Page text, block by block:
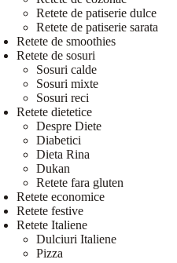
Retete de patiserie dulce
Retete de patiserie sarata
Retete de smoothies
Retete de sosuri
Sosuri calde
Sosuri mixte
Sosuri reci
Retete dietetice
Despre Diete
Diabetici
Dieta Rina
Dukan
Retete fara gluten
Retete economice
Retete festive
Retete Italiene
Dulciuri Italiene
Pizza